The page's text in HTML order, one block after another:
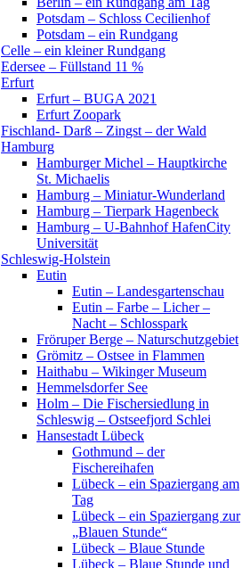
Potsdam – Schloss Cecilienhof
Potsdam – ein Rundgang
Celle – ein kleiner Rundgang
Edersee – Füllstand 11 %
Erfurt
Erfurt – BUGA 2021
Erfurt Zoopark
Fischland- Darß – Zingst – der Wald
Hamburg
Hamburger Michel – Hauptkirche
St. Michaelis
Hamburg – Miniatur-Wunderland
Hamburg – Tierpark Hagenbeck
Hamburg – U-Bahnhof HafenCity
Universität
Schleswig-Holstein
Eutin
Eutin – Landesgartenschau
Eutin – Farbe – Licher –
Nacht – Schlosspark
Fröruper Berge – Naturschutzgebiet
Grömitz – Ostsee in Flammen
Haithabu – Wikinger Museum
Hemmelsdorfer See
Holm – Die Fischersiedlung in
Schleswig – Ostseefjord Schlei
Hansestadt Lübeck
Gothmund – der
Fischereihafen
Lübeck – ein Spaziergang am
Tag
Lübeck – ein Spaziergang zur
„Blauen Stunde“
Lübeck – Blaue Stunde
Lübeck – Blaue Stunde und